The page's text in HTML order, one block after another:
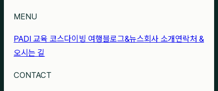
MENU
PADI 교육 코스다이빙 여행블로그&뉴스회사 소개 연락처 &
오시는 길
CONTACT